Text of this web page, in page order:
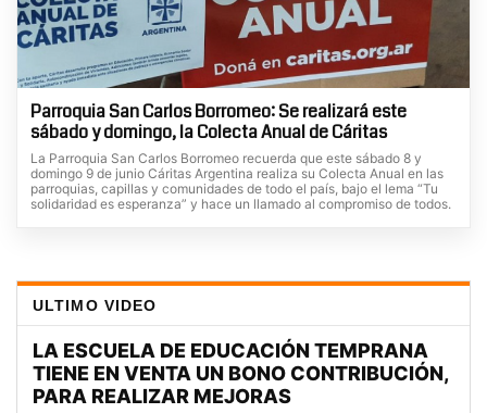
Parroquia San Carlos Borromeo: Se realizará este
sábado y domingo, la Colecta Anual de Cáritas
La Parroquia San Carlos Borromeo recuerda que este sábado 8 y
domingo 9 de junio Cáritas Argentina realiza su Colecta Anual en las
parroquias, capillas y comunidades de todo el país, bajo el lema “Tu
solidaridad es esperanza” y hace un llamado al compromiso de todos.
ULTIMO VIDEO